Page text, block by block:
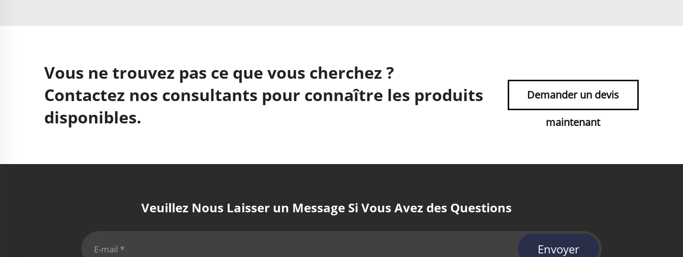
Vous ne trouvez pas ce que vous cherchez ?
Contactez nos consultants pour connaître les produits
disponibles.
Demander un devis
maintenant
Veuillez Nous Laisser un Message Si Vous Avez des Questions
Envoyer